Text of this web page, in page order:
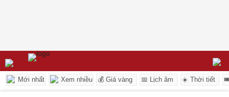
Mới nhất Xem nhiều 💰 Giá vàng 📅 Lịch âm ☀️ Thời tiết